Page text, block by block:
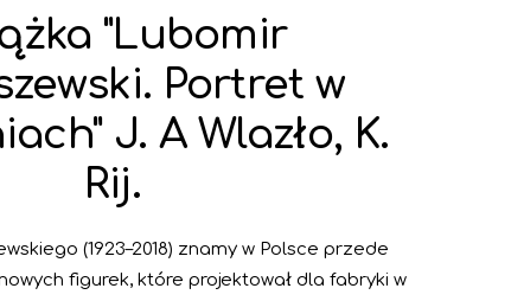
"Lubomir
Portret w
J. A Wlazło, K.
Rij.
(1923–2018) znamy w Polsce przede
figurek, które projektował dla fabryki w